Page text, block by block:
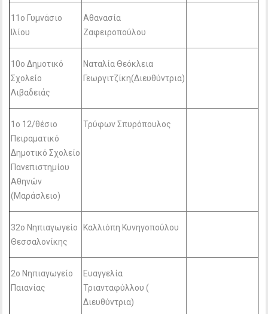
11o Γυμνάσιο
Ιλίου
Αθανασία
Ζαφειροπούλου
10ο Δημοτικό
Σχολείο
Λιβαδειάς
Ναταλία Θεόκλεια
Γεωργιτζίκη(Διευθύντρια)
1ο 12/θέσιο
Πειραματικό
Δημοτικό Σχολείο
Πανεπιστημίου
Αθηνών
(Μαράσλειο)
Τρύφων Σπυρόπουλος
32ο Νηπιαγωγείο
Θεσσαλονίκης
Καλλιόπη Κυνηγοπούλου
2ο Νηπιαγωγείο
Παιανίας
Ευαγγελία
Τριανταφύλλου (
Διευθύντρια)